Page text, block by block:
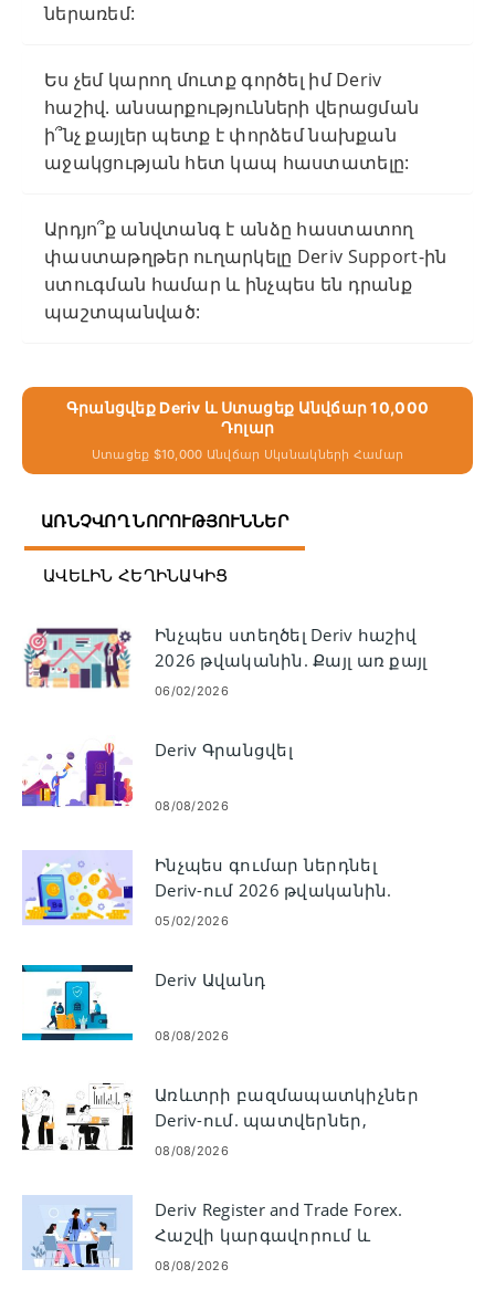
ներառեմ:
Ես չեմ կարող մուտք գործել իմ Deriv
հաշիվ. անսարքությունների վերացման
ի՞նչ քայլեր պետք է փորձեմ նախքան
աջակցության հետ կապ հաստատելը:
Արդյո՞ք անվտանգ է անձը հաստատող
փաստաթղթեր ուղարկելը Deriv Support-ին
ստուգման համար և ինչպես են դրանք
պաշտպանված:
Գրանցվեք Deriv ԵՒ Ստացեք Անվճար 10,000
Դոլար
Ստացեք $10,000 Անվճար Սկսնակների Համար
ԱՌՆՉՎՈՂ ՆՈՐՈՒԹՅՈՒՆՆԵՐ
ԱՎԵԼԻՆ ՀԵՂԻՆԱԿԻՑ
Ինչպես ստեղծել Deriv հաշիվ
2026 թվականին. Քայլ առ քայլ
գրանցման ուղեցույց
06/02/2026
Deriv Գրանցվել
08/08/2026
Ինչպես գումար ներդնել
Deriv-ում 2026 թվականին.
Քայլ առ քայլ
ժամանակ
05/02/2026
Deriv Ավանդ
08/08/2026
Առևտրի բազմապատկիչներ
Deriv-ում. պատվերներ,
կատարում և ռիսկ
08/08/2026
Deriv Register and Trade Forex.
Հաշվի կարգավորում և
առևտրի քայլեր
08/08/2026